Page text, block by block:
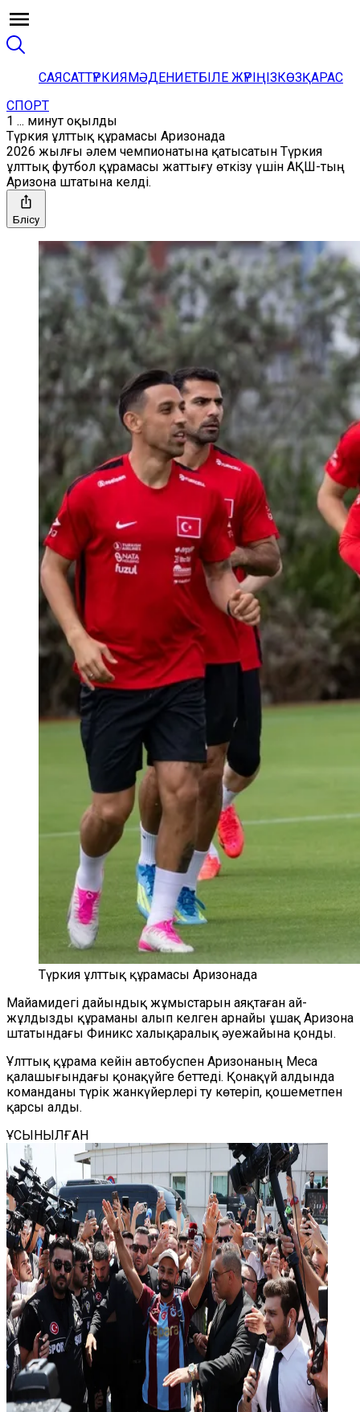
САЯСАТТҮРКИЯМӘДЕНИЕТБІЛЕ ЖҮРІҢІЗКӨЗҚАРАС
СПОРТ
1 ... минут оқылды
Түркия ұлттық құрамасы Аризонада
2026 жылғы әлем чемпионатына қатысатын Түркия
ұлттық футбол құрамасы жаттығу өткізу үшін АҚШ-тың
Аризона штатына келді.
Бөлісу
Түркия ұлттық құрамасы Аризонада
Майамидегі дайындық жұмыстарын аяқтаған ай-
жұлдызды құраманы алып келген арнайы ұшақ Аризона
штатындағы Финикс халықаралық әуежайына қонды.
Ұлттық құрама кейін автобуспен Аризонаның Меса
қалашығындағы қонақүйге беттеді. Қонақүй алдында
команданы түрік жанкүйерлері ту көтеріп, қошеметпен
қарсы алды.
ҰСЫНЫЛҒАН